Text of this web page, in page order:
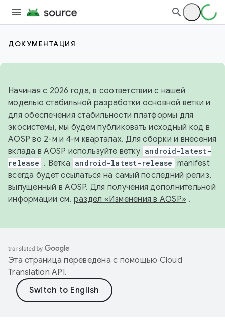
ДОКУМЕНТАЦИЯ
Начиная с 2026 года, в соответствии с нашей
моделью стабильной разработки основной ветки и
для обеспечения стабильности платформы для
экосистемы, мы будем публиковать исходный код в
AOSP во 2-м и 4-м кварталах. Для сборки и внесения
вклада в AOSP используйте ветку android-latest-
release . Ветка android-latest-release manifest
всегда будет ссылаться на самый последний релиз,
выпущенный в AOSP. Для получения дополнительной
информации см. раздел «Изменения в AOSP» .
Эта страница переведена с помощью Cloud
Translation API.